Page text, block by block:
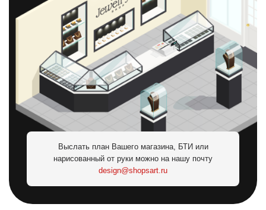
Выслать план Вашего магазина, БТИ или
нарисованный от руки можно на нашу почту
design@shopsart.ru